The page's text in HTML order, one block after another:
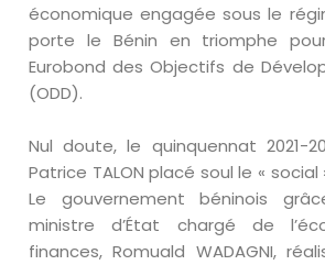
économique engagée sous le
porte le Bénin en triomphe pour
Eurobond des Objectifs de
(ODD).
Nul doute, le quinquennat 2021-
Patrice TALON placé soul le «
Le gouvernement béninois
ministre d’État chargé de
finances, Romuald WADAGNI,